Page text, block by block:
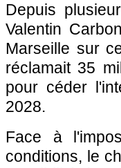
Depuis
Valentin
Marseille sur
réclamait 35
pour céder
2028.
Face à
conditions, le